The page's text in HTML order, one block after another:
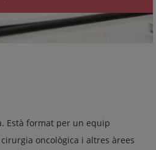
Està format per un equip
oncològica i altres àrees